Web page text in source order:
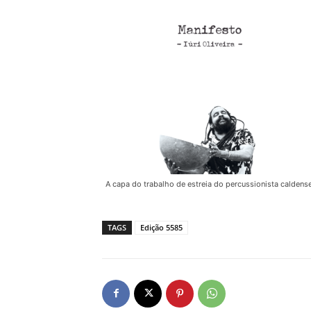
A capa do trabalho de estreia do percussionista
TAGS Edição 5585